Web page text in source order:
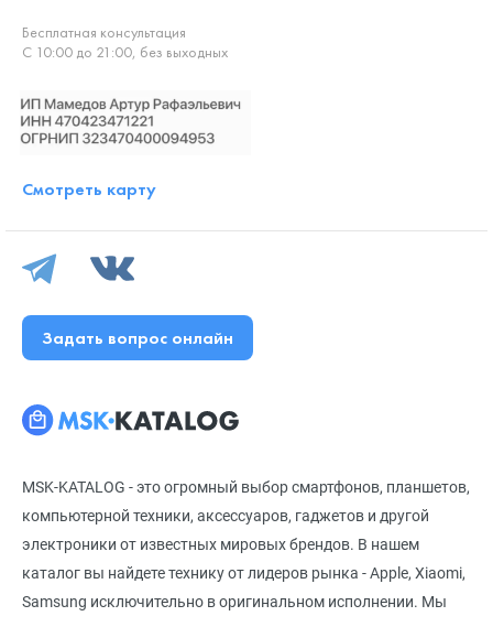
MSK-KATALOG - это огромный выбор смартфонов, планшетов,
компьютерной техники, аксессуаров, гаджетов и другой
электроники от известных мировых брендов. В нашем
каталог вы найдете технику от лидеров рынка - Apple, Xiaomi,
Samsung исключительно в оригинальном исполнении. Мы
Бесплатная консультация
С 10:00 до 21:00, без выходных
Смотреть карту
Задать вопрос онлайн